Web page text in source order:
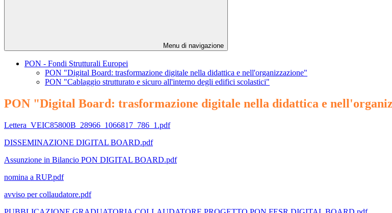
Menu di navigazione
PON - Fondi Strutturali Europei
PON "Digital Board: trasformazione digitale nella didattica e nell'organizzazione"
PON "Cablaggio strutturato e sicuro all'interno degli edifici scolastici"
PON "Digital Board: trasformazione digitale nella didattica e
Lettera_VEIC85800B_28966_1066817_786_1.pdf
DISSEMINAZIONE DIGITAL BOARD.pdf
Assunzione in Bilancio PON DIGITAL BOARD.pdf
nomina a RUP.pdf
avviso per collaudatore.pdf